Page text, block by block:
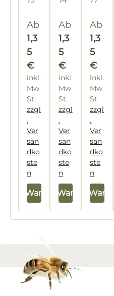
Ba
na
ne
mit
9%
Ho
nig
Regulärer Preis:
Ab
1,3
5
€
inkl.
Mw
St.
zzgl
.
Ver
san
dko
ste
n
den Warenkorb
Regulärer
Ab
1,3
5
€
inkl.
Mw
St.
zzgl
.
Ver
san
dko
ste
n
In den Warenkorb
Ab
1,3
5
€
inkl.
Mw
St.
zzgl
.
Ver
san
dko
ste
n
In den In